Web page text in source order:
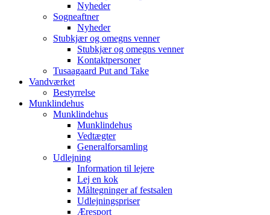
Nyheder
Sogneaftner
Nyheder
Stubkjær og omegns venner
Stubkjær og omegns venner
Kontaktpersoner
Tusaagaard Put and Take
Vandværket
Bestyrrelse
Munklindehus
Munklindehus
Munklindehus
Vedtægter
Generalforsamling
Udlejning
Information til lejere
Lej en kok
Måltegninger af festsalen
Udlejningspriser
Æresport